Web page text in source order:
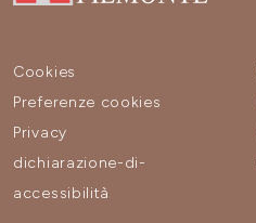
Cookies
Preferenze cookies
Privacy
dichiarazione-di-
accessibilità